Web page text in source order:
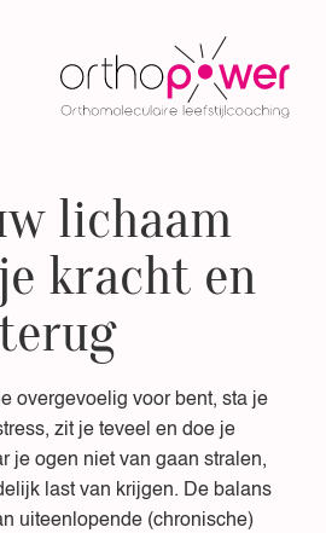
lichaam
kracht en
overgevoelig voor bent, sta je
zit je teveel en doe je
je ogen niet van gaan stralen,
last van krijgen. De balans
uiteenlopende (chronische)